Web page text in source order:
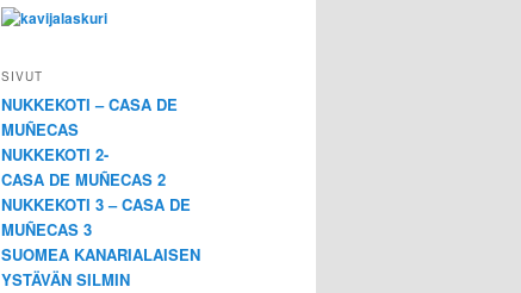
SIVUT
NUKKEKOTI – CASA DE
MUÑECAS
NUKKEKOTI 2-
CASA DE MUÑECAS 2
NUKKEKOTI 3 – CASA DE
MUÑECAS 3
SUOMEA KANARIALAISEN
YSTÄVÄN SILMIN